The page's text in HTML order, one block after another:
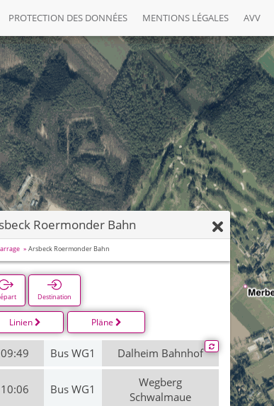
PROTECTION DES DONNÉES MENTIONS LÉGALES AVV
Roermonder Bahn
Arsbeck Roermonder Bahn
Destination
Linien Pläne
09:49 Bus WG1 Dalheim Bahnhof
10:06 Bus WG1
Wegberg
Schwalmaue